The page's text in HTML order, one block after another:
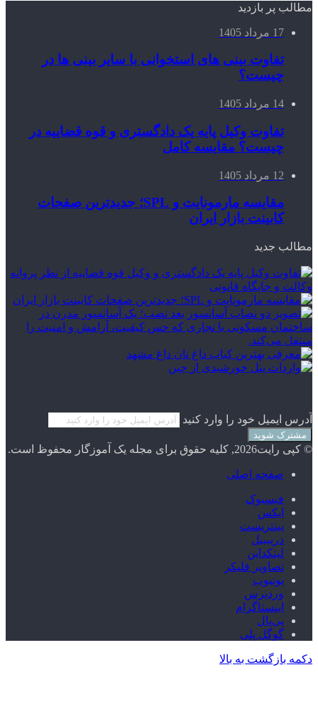
مطالب پر بازدید
17 مرداد 1405
تفاوت بینی های استخوانی با سایر بینی ها در
چیست؟
14 مرداد 1405
تفاوت وکیل پایه یک دادگستری و قوه قضاییه در
چیست؟ مقایسه کامل
12 مرداد 1405
مقایسه مارمونایت و SPL؛ جدیدترین صفحات
کابینت بازار ایران
مطالب جدید
آدرس ایمیل خود را وارد کنید
© کپی رایت2026, کلیه حقوق برای مجله یک آموزگار محفوظ است.
صفحه اصلی
فیسبوک
ایکس
پینتریست
دریبببل
لینکداین
تصاویر فلیکر
یوتیوب
وردپرس
اینستاگرام
پی‌پال
گوگل پلی
دکمه بازگشت به بالا